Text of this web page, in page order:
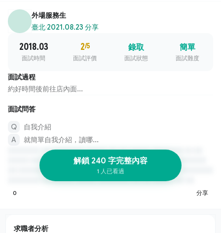
外場服務生
臺北·2021.08.23 分享
2018.03
面試時間
2/5
面試評價
錄取
面試狀態
簡單
面試難度
面試過程
約好時間後前往店內面...
面試問答
自我介紹
就簡單自我介紹，讀哪...
解鎖 240 字完整內容
1 人已看過
0 分享
求職者分析